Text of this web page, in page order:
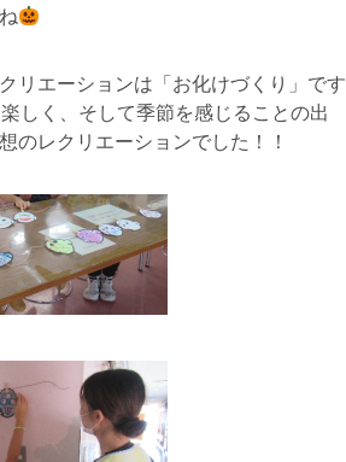
リエーションは「お化けづくり」です
しく、そして季節を感じることの出
のレクリエーションでした！！